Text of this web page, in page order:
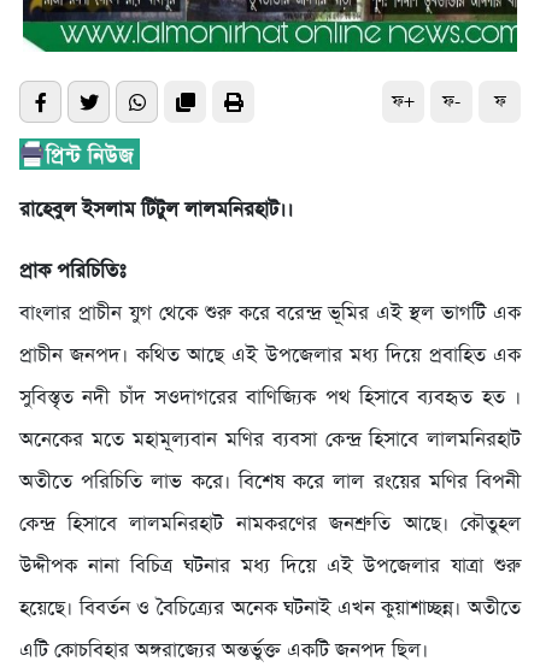
ফ+ ফ- ফ
রাহেবুল ইসলাম টিটুল লালমনিরহাট।।
প্রাক পরিচিতিঃ
বাংলার প্রাচীন যুগ থেকে শুরু করে বরেন্দ্র ভূমির এই স্থল ভাগটি এক
প্রাচীন জনপদ। কথিত আছে এই উপজেলার মধ্য দিয়ে প্রবাহিত এক
সুবিস্তৃত নদী চাঁদ সওদাগরের বাণিজ্যিক পথ হিসাবে ব্যবহৃত হত ।
অনেকের মতে মহামূল্যবান মণির ব্যবসা কেন্দ্র হিসাবে লালমনিরহাট
অতীতে পরিচিতি লাভ করে। বিশেষ করে লাল রংয়ের মণির বিপনী
কেন্দ্র হিসাবে লালমনিরহাট নামকরণের জনশ্রুতি আছে। কৌতুহল
উদ্দীপক নানা বিচিত্র ঘটনার মধ্য দিয়ে এই উপজেলার যাত্রা শুরু
হয়েছে। বিবর্তন ও বৈচিত্র্যের অনেক ঘটনাই এখন কুয়াশাচ্ছন্ন। অতীতে
এটি কোচবিহার অঙ্গরাজ্যের অন্তর্ভুক্ত একটি জনপদ ছিল।